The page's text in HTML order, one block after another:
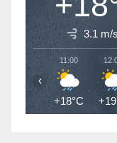
3.1 m/s
11:00
+18°C
‹